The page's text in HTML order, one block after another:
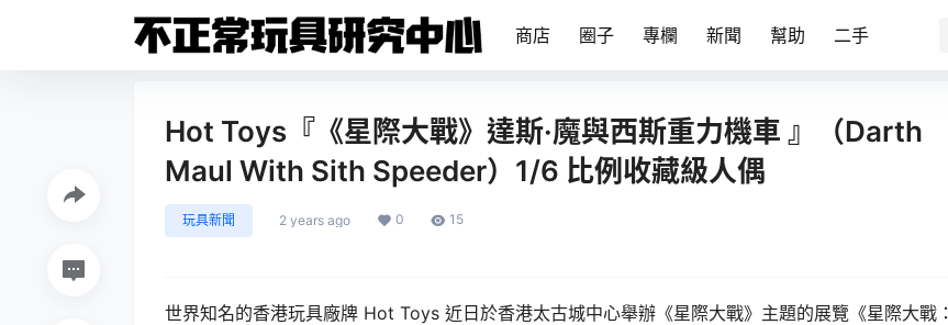
商店 圈子 專欄 新聞 幫助 二手
Hot Toys『《星際大戰》達斯·魔與西斯重力機車 』（Darth
Maul With Sith Speeder）1/6 比例收藏級人偶
玩具新聞 2 years ago 0 15
世界知名的香港玩具廠牌 Hot Toys 近日於香港太古城中心舉辦《星際大戰》主題的展覽《星際大戰：